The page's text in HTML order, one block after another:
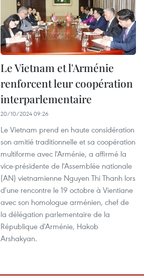
Le Vietnam et l'Arménie
renforcent leur coopération
interparlementaire
20/10/2024 09:26
Le Vietnam prend en haute considération
son amitié traditionnelle et sa coopération
multiforme avec l'Arménie, a affirmé la
vice-présidente de l'Assemblée nationale
(AN) vietnamienne Nguyen Thi Thanh lors
d'une rencontre le 19 octobre à Vientiane
avec son homologue arménien, chef de
la délégation parlementaire de la
République d'Arménie, Hakob
Arshakyan.